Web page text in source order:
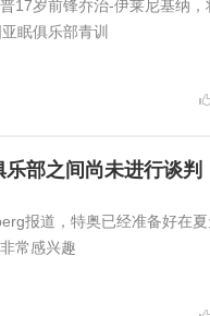
17岁前锋乔治-伊莱尼基纳
眠俱乐部青训
部之间尚未进行谈判
报道，特奥已经准备好在
常感兴趣